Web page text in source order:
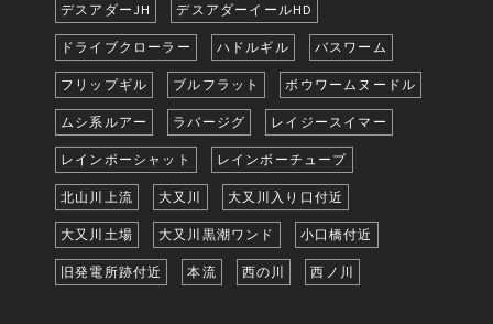
デスアダーJH デスアダーイールHD
ドライブクローラー ハドルギル バスワーム
フリップギル ブルフラット ボウワームヌードル
ムシ系ルアー ラバージグ レイジースイマー
レインボーシャット レインボーチューブ
北山川上流 大又川 大又川入り口付近
大又川土場 大又川黒潮ワンド 小口橋付近
旧発電所跡付近 本流 西の川 西ノ川